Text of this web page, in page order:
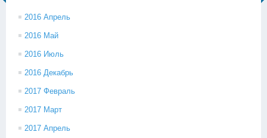
2016 Апрель
2016 Май
2016 Июль
2016 Декабрь
2017 Февраль
2017 Март
2017 Апрель